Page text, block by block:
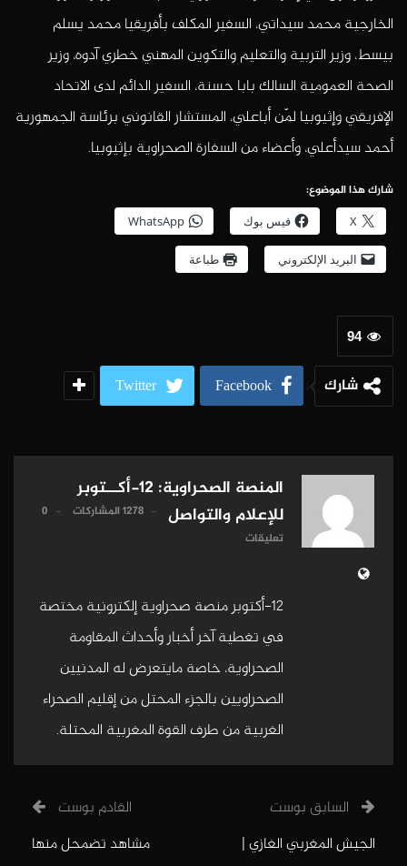
الخارجية محمد سيداتي، السفير المكلف بأفريقيا محمد يسلم
بيسط، وزير التربية والتعليم والتكوين المهني خطري آدوه، وزير
الصحة العمومية السالك بابا حسنة، السفير الدائم لدى الاتحاد
الإفريقي وإثيوبيا لمّن أباعلي، المستشار القانوني برئاسة الجمهورية
أحمد سيدأعلي، وأعضاء من السفارة الصحراوية بإثيوبيا.
شارك هذا الموضوع:
X فيس بوك WhatsApp
البريد الإلكتروني طباعة
94
شارك Facebook
Twitter
المنصة الصحراوية: 12-أكــتوبر
للإعلام والتواصل
1278 المشاركات
0
تعليقات
12-أكتوبر منصة صحراوية إلكترونية مختصة
في تغطية آخر أخبار وأحداث المقاومة
الصحراوية، خاصة مايتعرض له المدنيين
الصحراويين بالجزء المحتل من إقليم الصحراء
الغربية من طرف القوة المغربية المحتلة.
السابق بوست
الجيش المغربي الغازي |
القادم بوست
مشاهد تضمحل منها